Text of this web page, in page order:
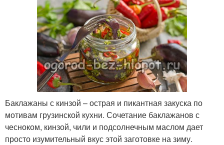
Баклажаны с кинзой – острая и пикантная закуска по
мотивам грузинской кухни. Сочетание баклажанов с
чесноком, кинзой, чили и подсолнечным маслом дает
просто изумительный вкус этой заготовке на зиму.